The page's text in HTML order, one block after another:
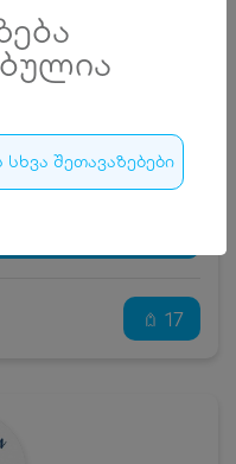
შეთავაზებები
175₾
0 ₾
17